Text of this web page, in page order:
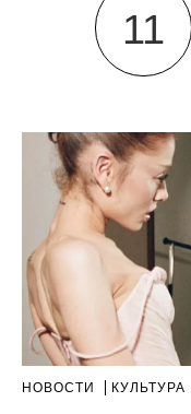
11
НОВОСТИ КУЛЬТУРА